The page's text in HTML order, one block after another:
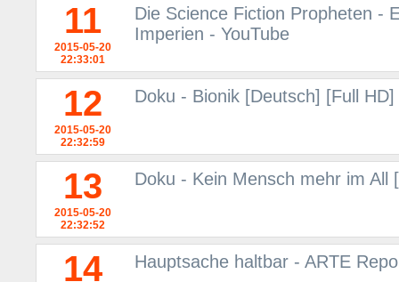
11
2015-05-20
22:33:01
Die Science Fiction Propheten -
Imperien - YouTube
12
2015-05-20
22:32:59
Doku - Bionik [Deutsch] [Full
13
2015-05-20
22:32:52
Doku - Kein Mensch mehr im All
14 Hauptsache haltbar - ARTE